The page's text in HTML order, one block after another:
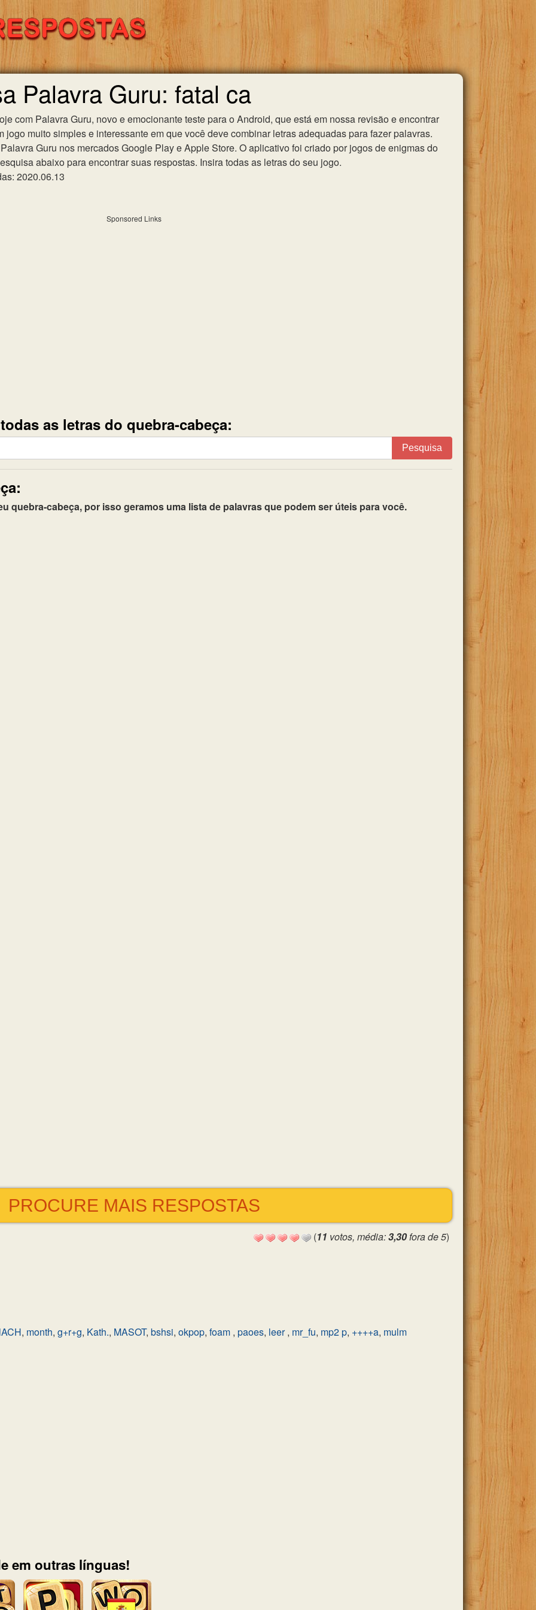
Palavra Guru: fatal ca
com Palavra Guru, novo e emocionante teste para o Android, que está em nossa revisão e encontrar
jogo muito simples e interessante em que você deve combinar letras adequadas para fazer palavras.
Guru nos mercados Google Play e Apple Store. O aplicativo foi criado por jogos de enigmas do
abaixo para encontrar suas respostas. Insira todas as letras do seu jogo.
2020.06.13
Sponsored Links
as letras do quebra-cabeça:
Pesquisa
quebra-cabeça, por isso geramos uma lista de palavras que podem ser úteis para você.
PROCURE MAIS RESPOSTAS
(11 votos, média:3,30fora de 5)
, month, g+r+g, Kath., MASOT, bshsi, okpop, foam , paoes, leer, mr_fu, mp2 p, ++++a, mulm
em outras línguas!